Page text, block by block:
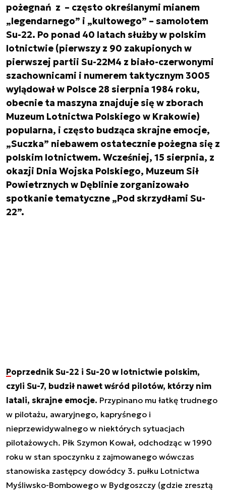
pożegnań z – często określanymi mianem
„legendarnego” i „kultowego” – samolotem
Su-22. Po ponad 40 latach służby w polskim
lotnictwie (pierwszy z 90 zakupionych w
pierwszej partii Su-22M4 z biało-czerwonymi
szachownicami i numerem taktycznym 3005
wylądował w Polsce 28 sierpnia 1984 roku,
obecnie ta maszyna znajduje się w zborach
Muzeum Lotnictwa Polskiego w Krakowie)
popularna, i często budząca skrajne emocje,
„Suczka” niebawem ostatecznie pożegna się z
polskim lotnictwem. Wcześniej, 15 sierpnia, z
okazji Dnia Wojska Polskiego, Muzeum Sił
Powietrznych w Dęblinie zorganizowało
spotkanie tematyczne „Pod skrzydłami Su-
22”.
Poprzednik Su-22 i Su-20 w lotnictwie polskim,
czyli Su-7, budził nawet wśród pilotów, którzy nim
latali, skrajne emocje. Przypinano mu łatkę trudnego
w pilotażu, awaryjnego, kapryśnego i
nieprzewidywalnego w niektórych sytuacjach
pilotażowych. Płk Szymon Kował, odchodząc w 1990
roku w stan spoczynku z zajmowanego wówczas
stanowiska zastępcy dowódcy 3. pułku Lotnictwa
Myśliwsko-Bombowego w Bydgoszczy (gdzie zresztą